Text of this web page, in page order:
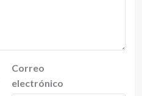
Correo
electrónico